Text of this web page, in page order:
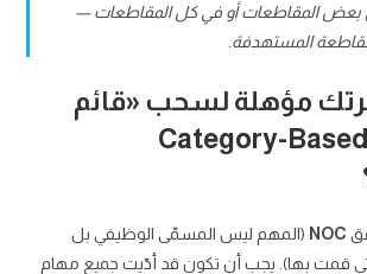
في بعض المقاطعات أو في كل المقاطعات —
المستهدفة.
مؤهلة لسحب «قائم
على الفئة» (Category-Based
NOC (المهم ليس المسمّى الوظيفي بل
قمت بها). يجب أن تكون قد أدّيت جميع مهام